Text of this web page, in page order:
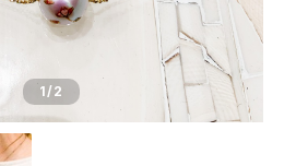
1/2